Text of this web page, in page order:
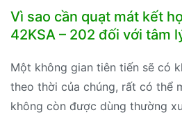
Vì sao cần quạt mát kết
42KSA – 202 đối với tâm
Một không gian tiên tiến sẽ có
theo thời của chúng, rất có thể
không còn được dùng thường